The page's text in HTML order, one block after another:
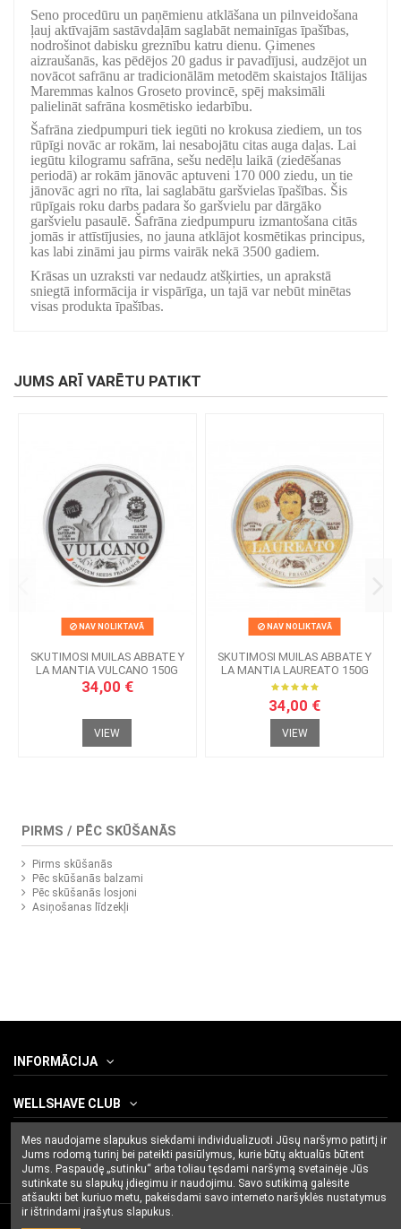
Seno procedūru un paņēmienu atklāšana un pilnveidošana
ļauj aktīvajām sastāvdaļām saglabāt nemainīgas īpašības,
nodrošinot dabisku greznību katru dienu. Ģimenes
aizraušanās, kas pēdējos 20 gadus ir pavadījusi, audzējot un
novācot safrānu ar tradicionālām metodēm skaistajos Itālijas
Maremmas kalnos Groseto provincē, spēj maksimāli
palielināt safrāna kosmētisko iedarbību.
Šafrāna ziedpumpuri tiek iegūti no krokusa ziediem, un tos
rūpīgi novāc ar rokām, lai nesabojātu citas auga daļas. Lai
iegūtu kilogramu safrāna, sešu nedēļu laikā (ziedēšanas
periodā) ar rokām jānovāc aptuveni 170 000 ziedu, un tie
jānovāc agri no rīta, lai saglabātu garšvielas īpašības. Šis
rūpīgais roku darbs padara šo garšvielu par dārgāko
garšvielu pasaulē. Šafrāna ziedpumpuru izmantošana citās
jomās ir attīstījusies, no jauna atklājot kosmētikas principus,
kas labi zināmi jau pirms vairāk nekā 3500 gadiem.
Krāsas un uzraksti var nedaudz atšķirties, un aprakstā
sniegtā informācija ir vispārīga, un tajā var nebūt minētas
visas produkta īpašības.
JUMS ARĪ VARĒTU PATIKT
NAV NOLIKTAVĀ
SKUTIMOSI MUILAS ABBATE Y
LA MANTIA VULCANO 150G
34,00 €
VIEW
NAV NOLIKTAVĀ
SKUTIMOSI MUILAS ABBATE Y
LA MANTIA LAUREATO 150G
34,00 €
VIEW
PIRMS / PĒC SKŪŠANĀS
Pirms skūšanās
Pēc skūšanās balzami
Pēc skūšanās losjoni
Asiņošanas līdzekļi
INFORMĀCIJA
WELLSHAVE CLUB
CONTACT US
Mes naudojame slapukus siekdami individualizuoti Jūsų naršymo patirtį ir
Jums rodomą turinį bei pateikti pasiūlymus, kurie būtų aktualūs būtent
Jums. Paspaudę „sutinku“ arba toliau tęsdami naršymą svetainėje Jūs
sutinkate su slapukų įdiegimu ir naudojimu. Savo sutikimą galėsite
atšaukti bet kuriuo metu, pakeisdami savo interneto naršyklės nustatymus
ir ištrindami įrašytus slapukus.